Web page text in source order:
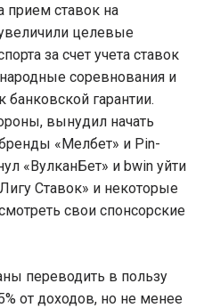
прием ставок на
целевые
за счет учета ставок
соревнования и
банковской гарантии.
вынудил начать
«Мелбет» и Pin-
«ВулканБет» и bwin уйти
Ставок» и некоторые
свои спонсорские
переводить в пользу
от доходов, но не менее